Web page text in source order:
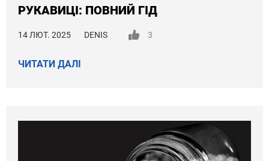
РУКАВИЦІ: ПОВНИЙ ГІД
14 ЛЮТ. 2025 DENIS 3
ЧИТАТИ ДАЛІ